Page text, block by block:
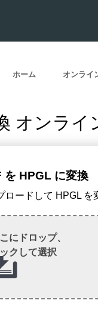
ホーム オンライ
オンライ
を HPGL に変換
ロードして HPGL を
にドロップ、
クして選択